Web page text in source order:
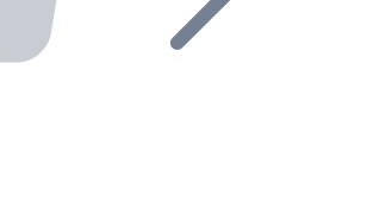
API en tu ecosistema.
red de distribuidores.
a nuestro ecosistema.